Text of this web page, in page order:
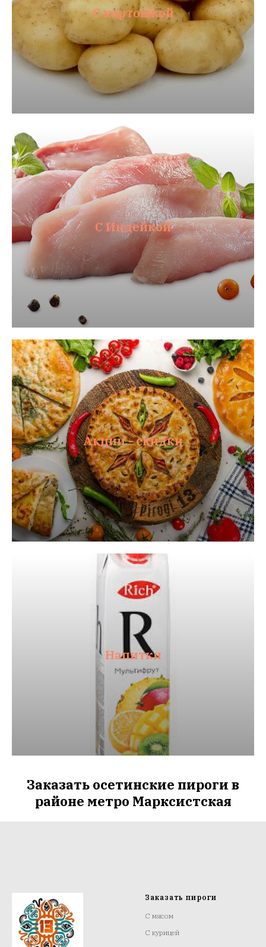
С картошкой
С Индейкой
Акции - скидки
Напитки
Заказать осетинские пироги в
районе метро Марксистская
Заказать пироги
С мясом
С курицей